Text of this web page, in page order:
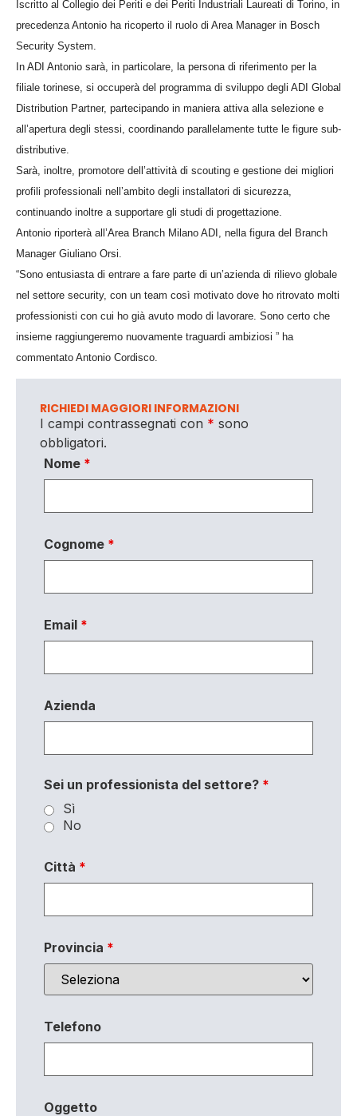
Iscritto al Collegio dei Periti e dei Periti Industriali Laureati di Torino, in
precedenza Antonio ha ricoperto il ruolo di Area Manager in Bosch
Security System.
In ADI Antonio sarà, in particolare, la persona di riferimento per la
filiale torinese, si occuperà del programma di sviluppo degli ADI Global
Distribution Partner, partecipando in maniera attiva alla selezione e
all’apertura degli stessi, coordinando parallelamente tutte le figure sub-
distributive.
Sarà, inoltre, promotore dell’attività di scouting e gestione dei migliori
profili professionali nell’ambito degli installatori di sicurezza,
continuando inoltre a supportare gli studi di progettazione.
Antonio riporterà all’Area Branch Milano ADI, nella figura del Branch
Manager Giuliano Orsi.
“Sono entusiasta di entrare a fare parte di un’azienda di rilievo globale
nel settore security, con un team così motivato dove ho ritrovato molti
professionisti con cui ho già avuto modo di lavorare. Sono certo che
insieme raggiungeremo nuovamente traguardi ambiziosi ” ha
commentato Antonio Cordisco.
RICHIEDI MAGGIORI INFORMAZIONI
I campi contrassegnati con * sono
obbligatori.
Nome *
Cognome *
Email *
Azienda
Sei un professionista del settore? *
Sì
No
Città *
Provincia *
Telefono
Oggetto